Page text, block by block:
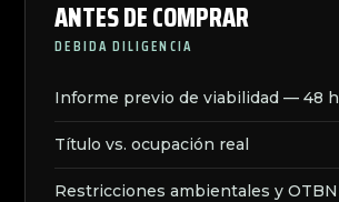
ANTES DE COMPRAR
DEBIDA DILIGENCIA
Informe previo de viabilidad — 48 h
Título vs. ocupación real
Restricciones ambientales y OTBN